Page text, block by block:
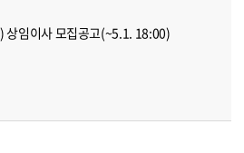
상임이사 모집공고(~5.1. 18:00)